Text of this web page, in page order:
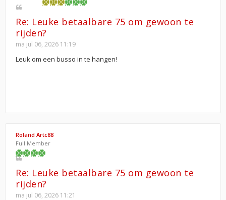
Re: Leuke betaalbare 75 om gewoon te
rijden?
ma jul 06, 2026 11:19
Leuk om een busso in te hangen!
Roland Artc88
Full Member
Re: Leuke betaalbare 75 om gewoon te
rijden?
ma jul 06, 2026 11:21